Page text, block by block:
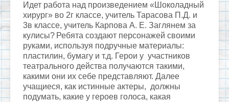
Идет работа над произведением «Шоколадный
хирург» во 2г классе, учитель Тарасова П.Д. и
3в классе, учитель Карпова А. Е. Заглянем за
кулисы? Ребята создают персонажей своими
руками, используя подручные материалы:
пластилин, бумагу и т.д. Герои у участников
театрального действа получаются такими,
какими они их себе представляют. Далее
учащиеся, как истинные актеры, должны
подумать, какие у героев голоса, какая